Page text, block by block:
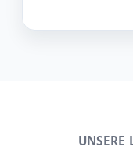
UNSERE